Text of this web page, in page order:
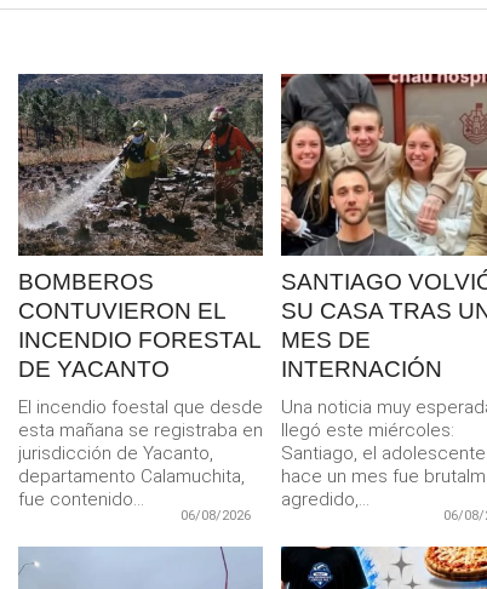
LEER
MAS
BOMBEROS
CONTUVIERON EL
INCENDIO FORESTAL
DE YACANTO
El incendio foestal que desde
esta mañana se registraba en
jurisdicción de Yacanto,
departamento Calamuchita,
fue contenido...
06/08/2026
LEER
MAS
SANTIAGO
SU CASA TRAS
MES DE
INTERNACIÓN
Una noticia muy
llegó este miércoles:
Santiago, el
hace un mes fue
agredido,...
06/08/